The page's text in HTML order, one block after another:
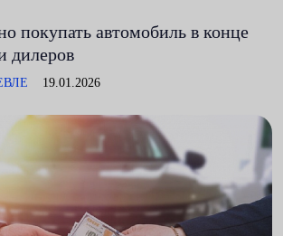
покупать автомобиль в конце
дилеров
19.01.2026